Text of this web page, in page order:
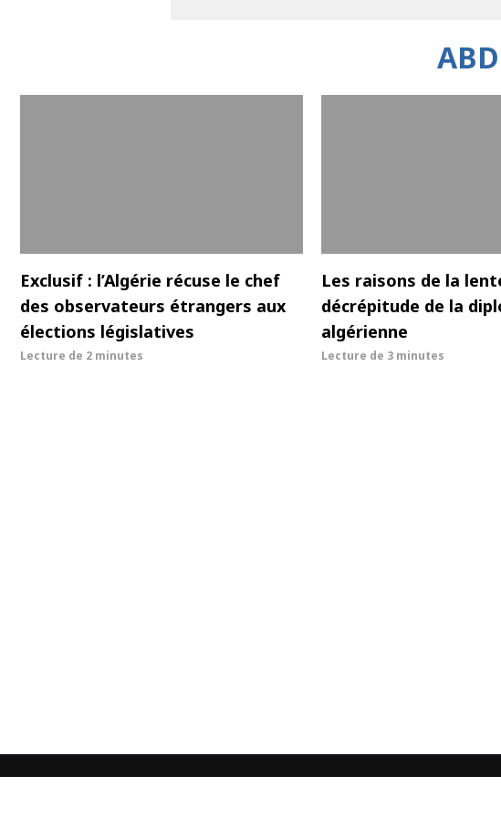
Exclusif : l’Algérie récuse le chef
des observateurs étrangers aux
élections législatives
Lecture de 2 minutes
Les raisons de la
décrépitude de la
algérienne
Lecture de 3 minutes